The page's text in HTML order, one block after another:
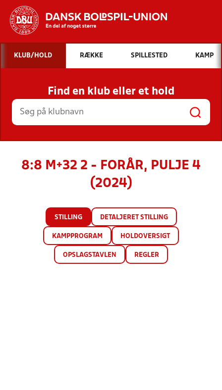
Hvad vil du søge efter?
INDHOLD OG NYHEDER
STILLINGER, RESULTATER, KLUBBER OG
HOLD
KLUB/HOLD RÆKKE SPILLESTED KAMP
Find en klub eller et hold
8:8 M+32 2 - FORÅR, PULJE 4
(2024)
STILLING DETALJERET STILLING
KAMPPROGRAM HOLDOVERSIGT
OPSLAGSTAVLEN REGLER